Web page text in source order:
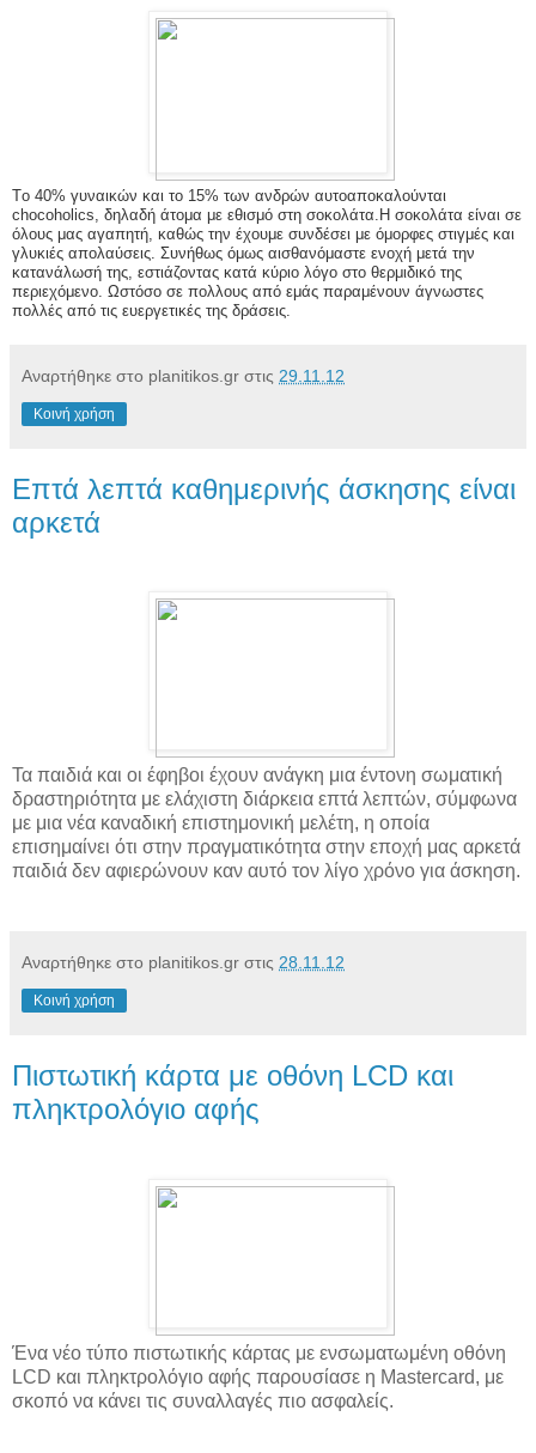
Tο 40% γυναικών και το 15% των ανδρών αυτοαποκαλούνται
chocoholics, δηλαδή άτομα με εθισμό στη σοκολάτα.Η σοκολάτα είναι σε
όλους μας αγαπητή, καθώς την έχουμε συνδέσει με όμορφες στιγμές και
γλυκιές απολαύσεις. Συνήθως όμως αισθανόμαστε ενοχή μετά την
κατανάλωσή της, εστιάζοντας κατά κύριο λόγο στο θερμιδικό της
περιεχόμενο. Ωστόσο σε πολλους από εμάς παραμένουν άγνωστες
πολλές από τις ευεργετικές της δράσεις.
Αναρτήθηκε στο planitikos.gr στις 29.11.12
Κοινή χρήση
Επτά λεπτά καθημερινής άσκησης είναι
αρκετά
Τα παιδιά και οι έφηβοι έχουν ανάγκη μια έντονη σωματική
δραστηριότητα με ελάχιστη διάρκεια επτά λεπτών, σύμφωνα
με μια νέα καναδική επιστημονική μελέτη, η οποία
επισημαίνει ότι στην πραγματικότητα στην εποχή μας αρκετά
παιδιά δεν αφιερώνουν καν αυτό τον λίγο χρόνο για άσκηση.
Αναρτήθηκε στο planitikos.gr στις 28.11.12
Κοινή χρήση
Πιστωτική κάρτα με οθόνη LCD και
πληκτρολόγιο αφής
Ένα νέο τύπο πιστωτικής κάρτας με ενσωματωμένη οθόνη
LCD και πληκτρολόγιο αφής παρουσίασε η Mastercard, με
σκοπό να κάνει τις συναλλαγές πιο ασφαλείς.